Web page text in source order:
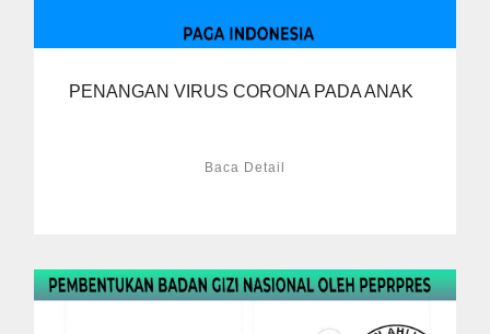
PENANGAN VIRUS CORONA PADA ANAK
Baca Detail